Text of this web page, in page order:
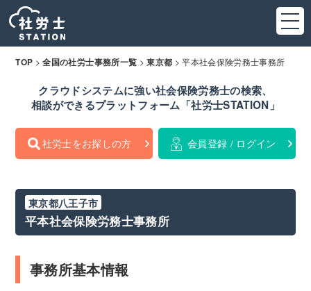
TOP >全国の社労士事務所一覧 >東京都 >平本社会保険労務士事務所
クラウドシステムに強い社会保険労務士の検索、
相談ができるプラットフォーム「社労士STATION」
社労士をお探しの方 会員登録 / ログイン
東京都八王子市
平本社会保険労務士事務所
事務所基本情報